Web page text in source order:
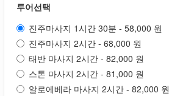
투어선택
진주마사지 1시간 30분 - 58,000 원
진주마사지 2시간 - 68,000 원
태반 마사지 2시간 - 82,000 원
스톤 마사지 2시간 - 81,000 원
알로에베라 마사지 2시간 - 82,000 원